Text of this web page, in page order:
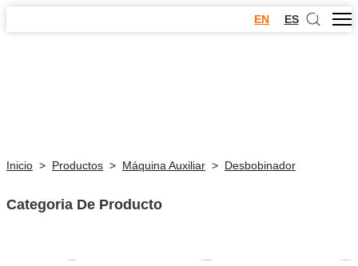
EN ES
Inicio > Productos > Máquina Auxiliar > Desbobinador
Categoria De Producto